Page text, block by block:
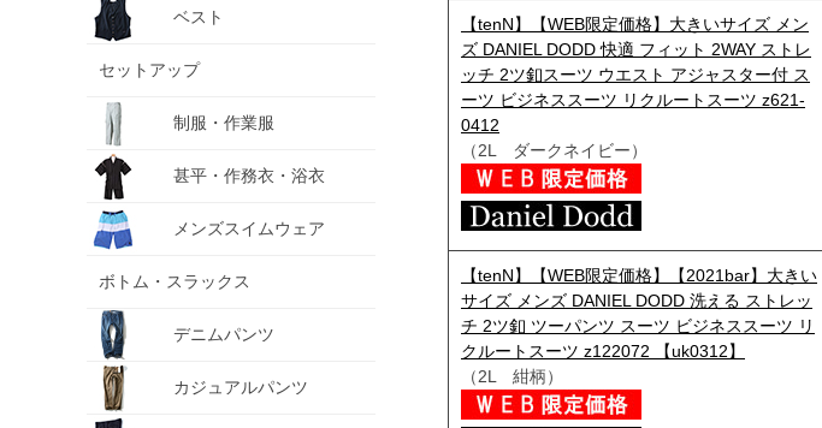
ベスト
セットアップ
制服・作業服
甚平・作務衣・浴衣
メンズスイムウェア
ボトム・スラックス
デニムパンツ
カジュアルパンツ
【tenN】【WEB限定価格】大きいサイズ メン
ズ DANIEL DODD 快適 フィット 2WAY ストレ
ッチ 2ツ釦スーツ ウエスト アジャスター付 ス
ーツ ビジネススーツ リクルートスーツ z621-
0412
（2L ダークネイビー）
【tenN】【WEB限定価格】【2021bar】大きい
サイズ メンズ DANIEL DODD 洗える ストレッ
チ 2ツ釦 ツーパンツ スーツ ビジネススーツ リ
クルートスーツ z122072 【uk0312】
（2L 紺柄）